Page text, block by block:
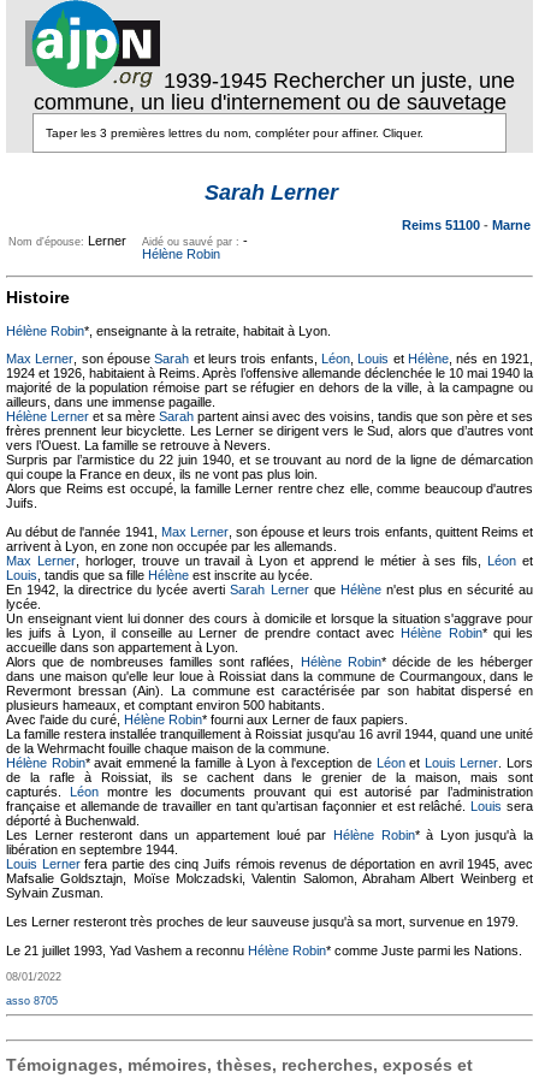
1939-1945 Rechercher un juste, une
commune, un lieu d'internement ou de sauvetage
Sarah Lerner
Reims 51100 - Marne
Nom d'épouse: Lerner Aidé ou sauvé par : -
Hélène Robin
Histoire
Hélène Robin*, enseignante à la retraite, habitait à Lyon.
Max Lerner , son épouseSarah et leurs trois enfants,Léon ,Louis etHélène , nés en 1921,
1924 et 1926, habitaient à Reims. Après l’offensive allemande déclenchée le 10 mai 1940 la
majorité de la population rémoise part se réfugier en dehors de la ville, à la campagne ou
ailleurs, dans une immense pagaille.
Hélène Lerner et sa mère Sarah partent ainsi avec des voisins, tandis que son père et ses
frères prennent leur bicyclette. Les Lerner se dirigent vers le Sud, alors que d’autres vont
vers l’Ouest. La famille se retrouve à Nevers.
Surpris par l’armistice du 22 juin 1940, et se trouvant au nord de la ligne de démarcation
qui coupe la France en deux, ils ne vont pas plus loin.
Alors que Reims est occupé, la famille Lerner rentre chez elle, comme beaucoup d'autres
Juifs.
Au début de l'année 1941, Max Lerner, son épouse et leurs trois enfants, quittent Reims et
arrivent à Lyon, en zone non occupée par les allemands.
Max Lerner, horloger, trouve un travail à Lyon et apprend le métier à ses fils,Léon et
Louis , tandis que sa fille Hélène est inscrite au lycée.
En 1942, la directrice du lycée avertiSarah Lernerque Hélènen'est plus en sécurité au
lycée.
Un enseignant vient lui donner des cours à domicile et lorsque la situation s'aggrave pour
les juifs à Lyon, il conseille au Lerner de prendre contact avecHélène Robin* qui les
accueille dans son appartement à Lyon.
Alors que de nombreuses familles sont raflées, Hélène Robin* décide de les héberger
dans une maison qu'elle leur loue à Roissiat dans la commune de Courmangoux, dans le
Revermont bressan (Ain). La commune est caractérisée par son habitat dispersé en
plusieurs hameaux, et comptant environ 500 habitants.
Avec l'aide du curé, Hélène Robin* fourni aux Lerner de faux papiers.
La famille restera installée tranquillement à Roissiat jusqu'au 16 avril 1944, quand une unité
de la Wehrmacht fouille chaque maison de la commune.
Hélène Robin* avait emmené la famille à Lyon à l'exception de Léonet Louis Lerner . Lors
de la rafle à Roissiat, ils se cachent dans le grenier de la maison, mais sont
capturés. Léonmontre les documents prouvant qui est autorisé par l’administration
française et allemande de travailler en tant qu’artisan façonnier et est relâché.Louis sera
déporté à Buchenwald.
Les Lerner resteront dans un appartement loué par Hélène Robin* à Lyon jusqu'à la
libération en septembre 1944.
Louis Lernerfera partie des cinq Juifs rémois revenus de déportation en avril 1945, avec
Mafsalie Goldsztajn, Moïse Molczadski, Valentin Salomon, Abraham Albert Weinberg et
Sylvain Zusman.
Les Lerner resteront très proches de leur sauveuse jusqu'à sa mort, survenue en 1979.
Le 21 juillet 1993, Yad Vashem a reconnu Hélène Robin* comme Juste parmi les Nations.
08/01/2022
asso 8705
Témoignages, mémoires, thèses, recherches, exposés et